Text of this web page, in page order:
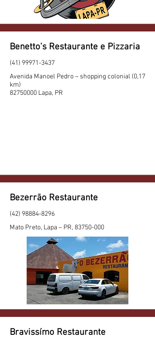
Benetto’s Restaurante e Pizzaria
(41) 99971-3437
Avenida Manoel Pedro – shopping colonial (0,17
km)
82750000 Lapa, PR
Bezerrão Restaurante
(42) 98884-8296
Mato Preto, Lapa – PR, 83750-000
Bravissímo Restaurante